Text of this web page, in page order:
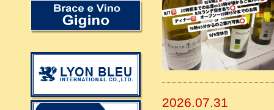
2026.07.31